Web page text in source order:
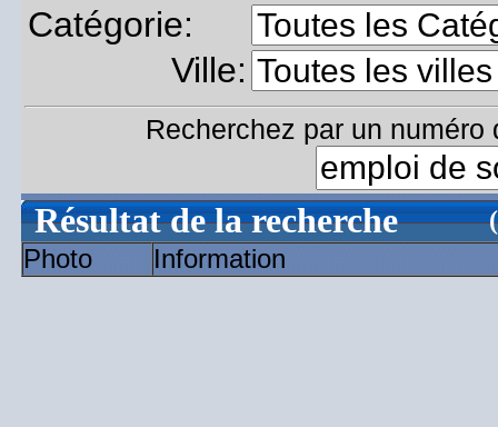
Catégorie:
Ville:
Recherchez par un
Résultat de la recherche
Photo Information